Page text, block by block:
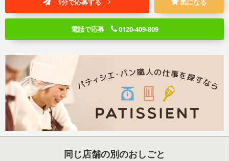
1分で応募する 気になる
電話で応募 0120-409-809
同じ店舗の別のおしごと